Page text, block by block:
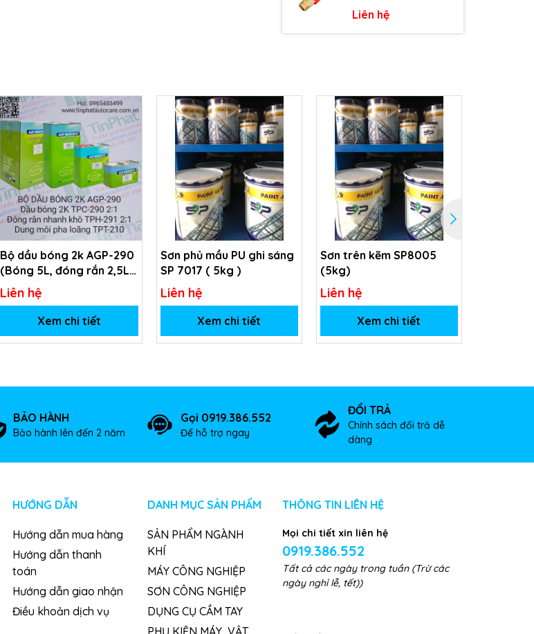
Liên hệ
Bộ dầu bóng 2k AGP-290
(Bóng 5L, đóng rắn 2,5L,
dung môi 1L)
Liên hệ
Xem chi tiết
Sơn phủ mầu PU ghi sáng
SP 7017 ( 5kg )
Liên hệ
Xem chi tiết
Sơn trên kẽm SP8005
(5kg)
Liên hệ
Xem chi tiết
BẢO HÀNH
Bảo hành lên đến 2 năm
Gọi 0919.386.552
Để hỗ trợ ngay
ĐỔI TRẢ
Chính sách đổi trả dễ
dàng
HƯỚNG DẪN
Hướng dẫn mua hàng
Hướng dẫn thanh
toán
Hướng dẫn giao nhận
Điều khoản dịch vụ
DANH MỤC SẢN PHẨM
SẢN PHẨM NGÀNH
KHÍ
MÁY CÔNG NGHIỆP
SƠN CÔNG NGHIỆP
DỤNG CỤ CẦM TAY
THÔNG TIN LIÊN HỆ
Mọi chi tiết xin liên hệ
0919.386.552
Tất cả các ngày trong tuần (Trừ các
ngày nghỉ lễ, tết))